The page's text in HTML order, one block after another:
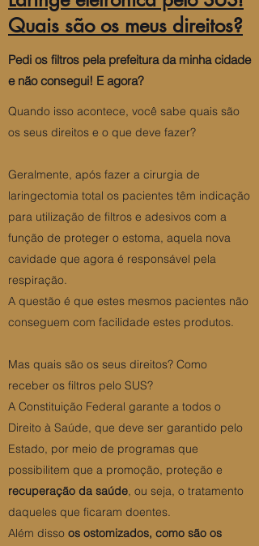
Quais são os meus direitos?
Pedi os filtros pela prefeitura da minha cidade
e não consegui! E agora?
Quando isso acontece, você sabe quais são
os seus direitos e o que deve fazer?
Geralmente, após fazer a cirurgia de
laringectomia total os pacientes têm indicação
para utilização de filtros e adesivos com a
função de proteger o estoma, aquela nova
cavidade que agora é responsável pela
respiração.
A questão é que estes mesmos pacientes não
conseguem com facilidade estes produtos.
Mas quais são os seus direitos? Como
receber os filtros pelo SUS?
A Constituição Federal garante a todos o
Direito à Saúde, que deve ser garantido pelo
Estado, por meio de programas que
possibilitem que a promoção, proteção e
recuperação da saúde, ou seja, o tratamento
daqueles que ficaram doentes.
Além disso os ostomizados, como são os